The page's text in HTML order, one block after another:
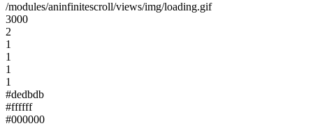
/modules/aninfinitescroll/views/img/loading.gif
3000
2
1
1
1
1
#dedbdb
#ffffff
#000000